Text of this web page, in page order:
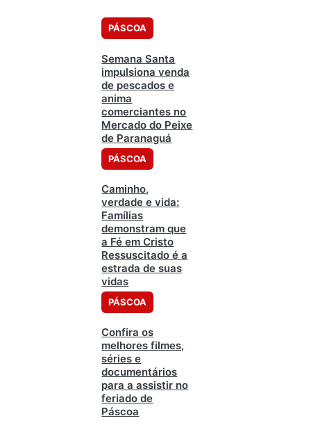
PÁSCOA
Semana Santa
impulsiona venda
de pescados e
anima
comerciantes no
Mercado do Peixe
de Paranaguá
PÁSCOA
Caminho,
verdade e vida:
Famílias
demonstram que
a Fé em Cristo
Ressuscitado é a
estrada de suas
vidas
PÁSCOA
Confira os
melhores filmes,
séries e
documentários
para a assistir no
feriado de
Páscoa